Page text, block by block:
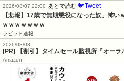
2026/08/07 22:00
あとで読む 🐦Tweet
【悲報】17歳で無期懲役になった奴、怖
ｗｗｗｗｗｗｗ
ラビット速報
2026/08/08
[PR] 【割引】タイムセール監視所『オーラ
Amazon